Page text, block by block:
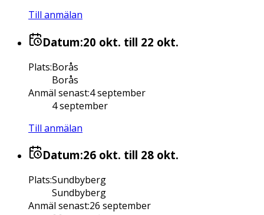
Till anmälan
Datum:20 okt. till 22 okt.
Plats:Borås
Borås
Anmäl senast:4 september
4 september
Till anmälan
Datum:26 okt. till 28 okt.
Plats:Sundbyberg
Sundbyberg
Anmäl senast:26 september